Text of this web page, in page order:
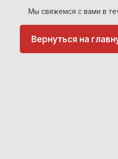
Вернуться на
Мы свяжемся с вами в